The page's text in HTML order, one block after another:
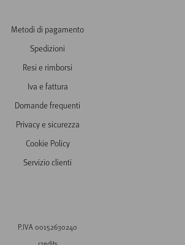
Metodi di pagamento
Spedizioni
Resi e rimborsi
Iva e fattura
Domande frequenti
Privacy e sicurezza
Cookie Policy
Servizio clienti
P.IVA 00152630240